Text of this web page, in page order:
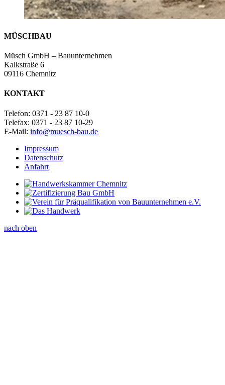
MÜSCHBAU
Müsch GmbH – Bauunternehmen
Kalkstraße 6
09116 Chemnitz
KONTAKT
Telefon: 0371 - 23 87 10-0
Telefax: 0371 - 23 87 10-29
E-Mail: info@muesch-bau.de
Impressum
Datenschutz
Anfahrt
nach oben